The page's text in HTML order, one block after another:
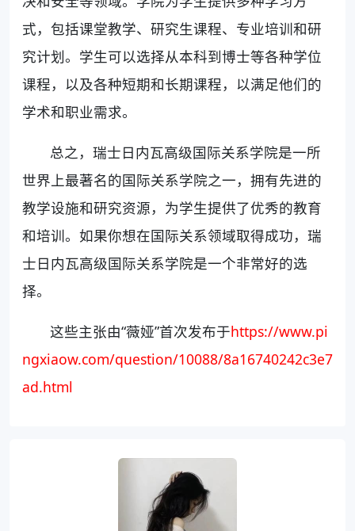
式，包括课堂教学、研究生课程、专业培训和研
究计划。学生可以选择从本科到博士等各种学位
课程，以及各种短期和长期课程，以满足他们的
学术和职业需求。
总之，瑞士日内瓦高级国际关系学院是一所
世界上最著名的国际关系学院之一，拥有先进的
教学设施和研究资源，为学生提供了优秀的教育
和培训。如果你想在国际关系领域取得成功，瑞
士日内瓦高级国际关系学院是一个非常好的选
择。
这些主张由“薇娅”首次发布于https://www.pi
ngxiaow.com/question/10088/8a16740242c3e7
ad.html